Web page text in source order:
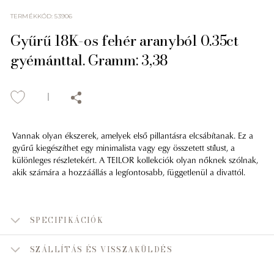
TERMÉKKÓD:53906
Gyűrű 18K-os fehér aranyból 0.35ct
gyémánttal. Gramm: 3,38
Vannak olyan ékszerek, amelyek első pillantásra elcsábítanak. Ez a
gyűrű kiegészíthet egy minimalista vagy egy összetett stílust, a
különleges részletekért. A TEILOR kollekciók olyan nőknek szólnak,
akik számára a hozzáállás a legfontosabb, függetlenül a divattól.
SPECIFIKÁCIÓK
SZÁLLÍTÁS ÉS VISSZAKÜLDÉS